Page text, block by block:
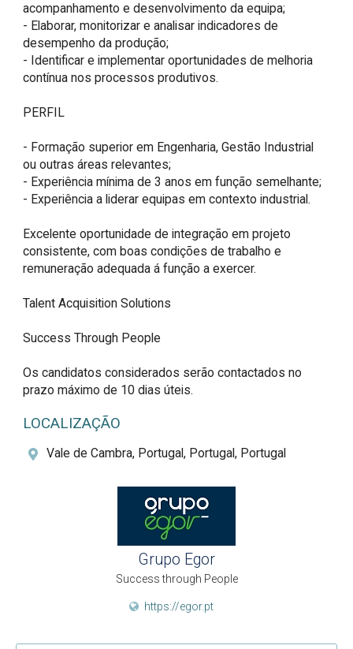
acompanhamento e desenvolvimento da equipa;
- Elaborar, monitorizar e analisar indicadores de
desempenho da produção;
- Identificar e implementar oportunidades de melhoria
contínua nos processos produtivos.
PERFIL
- Formação superior em Engenharia, Gestão Industrial
ou outras áreas relevantes;
- Experiência mínima de 3 anos em função semelhante;
- Experiência a liderar equipas em contexto industrial.
Excelente oportunidade de integração em projeto
consistente, com boas condições de trabalho e
remuneração adequada á função a exercer.
Talent Acquisition Solutions
Success Through People
Os candidatos considerados serão contactados no
prazo máximo de 10 dias úteis.
LOCALIZAÇÃO
Vale de Cambra, Portugal, Portugal, Portugal
Grupo Egor
Success through People
https://egor.pt